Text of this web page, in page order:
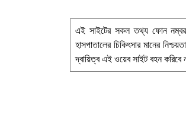
এই সাইটের সকল তথ্য ফোন নম্বর
হাসপাতালের চিকিৎসার মানের
দ্বায়িত্ব এই ওয়েব সাইট বহন করিবে